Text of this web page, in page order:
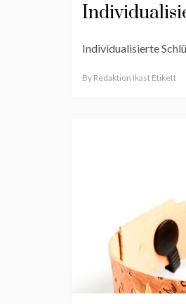
Individualisierte
By Redaktion Ikast Etikett